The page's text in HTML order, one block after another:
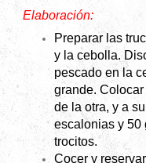
Elaboración:
Preparar las
y la cebolla.
pescado en la
grande.
de la otra, y a
escalonias y 50
trocitos.
Cocer y